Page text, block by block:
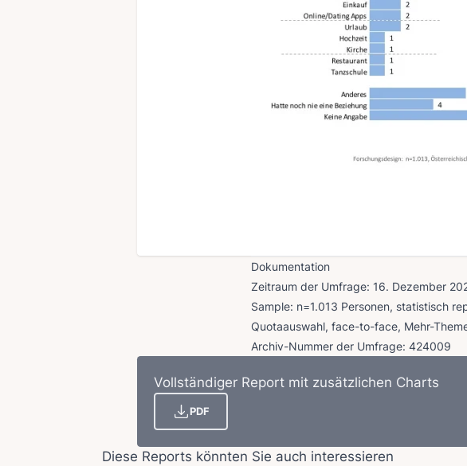
Dokumentation
Zeitraum der Umfrage: 16. Dezember
Sample: n=1.013 Personen, statistisch
Quotaauswahl, face-to-face, Mehr-
Archiv-Nummer der Umfrage: 424009
Vollständiger Report mit zusätzlichen Charts
PDF
Diese Reports könnten Sie auch interessieren